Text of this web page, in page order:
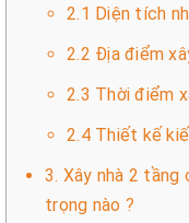
2.1 Diện tích
2.2 Địa điểm
2.3 Thời điểm
2.4 Thiết kế
3. Xây nhà 2
trọng nào ?